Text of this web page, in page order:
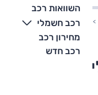
השוואות רכב
רכב חשמלי
מחירון רכב
רכב חדש
ניסאן הציגה דור שלישי למערך
למערך